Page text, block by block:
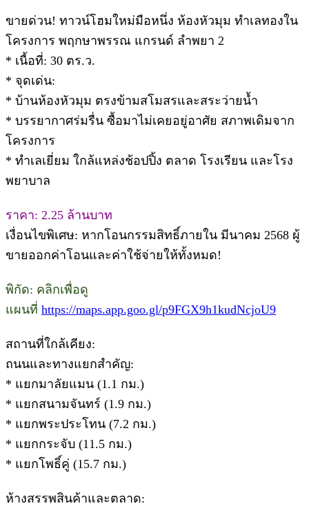
ขายด่วน! ทาวน์โฮมใหม่มือหนึ่ง ห้องหัวมุม ทำเลทองใน
โครงการ พฤกษาพรรณ แกรนด์ ลำพยา 2
* เนื้อที่: 30 ตร.ว.
* จุดเด่น:
* บ้านห้องหัวมุม ตรงข้ามสโมสรและสระว่ายน้ำ
* บรรยากาศร่มรื่น ซื้อมาไม่เคยอยู่อาศัย สภาพเดิมจาก
โครงการ
* ทำเลเยี่ยม ใกล้แหล่งช้อปปิ้ง ตลาด โรงเรียน และโรง
พยาบาล
ราคา: 2.25 ล้านบาท
เงื่อนไขพิเศษ: หากโอนกรรมสิทธิ์ภายใน มีนาคม 2568 ผู้
ขายออกค่าโอนและค่าใช้จ่ายให้ทั้งหมด!
พิกัด: คลิกเพื่อดู
แผนที่ https://maps.app.goo.gl/p9FGX9h1kudNcjoU9
สถานที่ใกล้เคียง:
ถนนและทางแยกสำคัญ:
* แยกมาลัยแมน (1.1 กม.)
* แยกสนามจันทร์ (1.9 กม.)
* แยกพระประโทน (7.2 กม.)
* แยกกระจับ (11.5 กม.)
* แยกโพธิ์คู่ (15.7 กม.)
ห้างสรรพสินค้าและตลาด: